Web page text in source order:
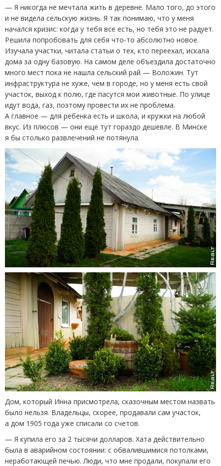
— Я никогда не мечтала жить в деревне. Мало того, до этого
и не видела сельскую жизнь. Я так понимаю, что у меня
начался кризис: когда у тебя все есть, но тебя это не радует.
Решила попробовать для себя что-то абсолютно новое.
Изучала участки, читала статьи о тех, кто переехал, искала
дома за одну базовую. На самом деле объездила достаточно
много мест пока не нашла сельский рай — Воложин. Тут
инфраструктура не хуже, чем в городе, но у меня есть свой
участок, выход к полю, где пасутся мои животные. По улице
идут вода, газ, поэтому провести их не проблема.
А главное — для ребенка есть и школа, и кружки на любой
вкус. Из плюсов — они еще тут гораздо дешевле. В Минске
я бы столько развлечений не потянула.
Дом, который Инна присмотрела, сказочным местом назвать
было нельзя. Владельцы, скорее, продавали сам участок,
а дом 1905 года уже списали со счетов.
— Я купила его за 2 тысячи долларов. Хата действительно
была в аварийном состоянии: с обвалившимися потолками,
неработающей печью. Люди, что мне продали, покупали его